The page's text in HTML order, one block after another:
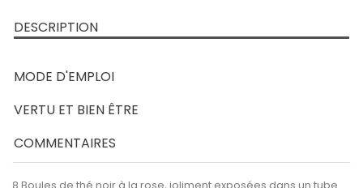
DESCRIPTION
MODE D'EMPLOI
VERTU ET BIEN ÊTRE
COMMENTAIRES